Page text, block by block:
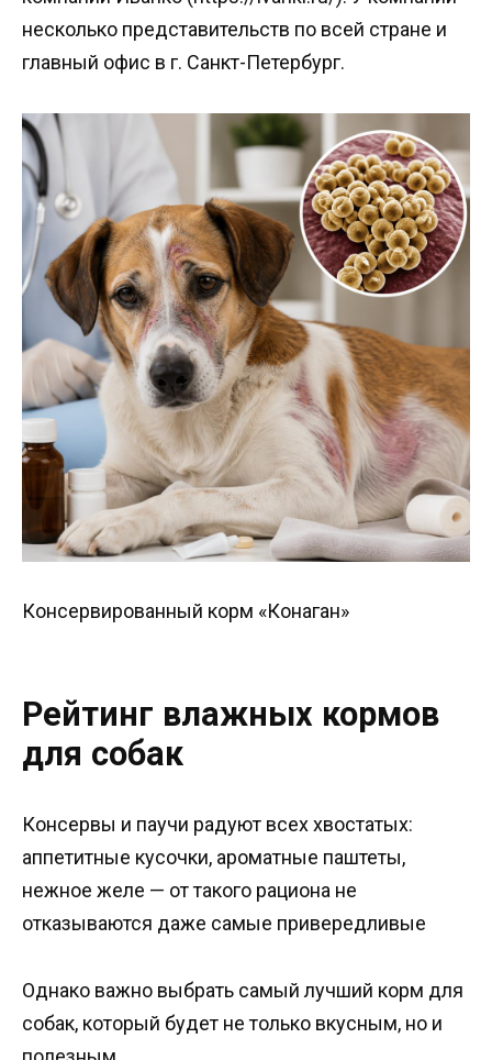
несколько представительств по всей стране и
главный офис в г. Санкт-Петербург.
Консервированный корм «Конаган»
Рейтинг влажных кормов
для собак
Консервы и паучи радуют всех хвостатых:
аппетитные кусочки, ароматные паштеты,
нежное желе — от такого рациона не
отказываются даже самые привередливые
Однако важно выбрать самый лучший корм для
собак, который будет не только вкусным, но и